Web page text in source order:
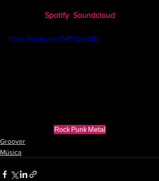
Spotify Soundcloud
https://youtu.be/CkP1fqvsOGo
Rock Punk Metal
Groover
Música